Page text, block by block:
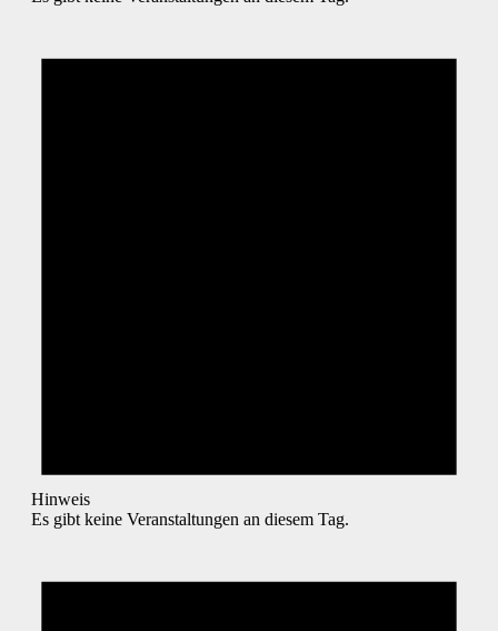
Hinweis
Es gibt keine Veranstaltungen an diesem Tag.